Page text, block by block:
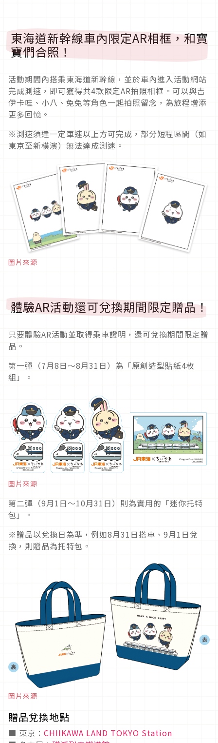
東海道新幹線車內限定AR相框，和寶
寶們合照！
活動期間內搭乘東海道新幹線，並於車內進入活動網站
完成測速，即可獲得共4款限定AR拍照相框。可以與吉
伊卡哇、小八、兔兔等角色一起拍照留念，為旅程增添
更多回憶。
※測速須達一定車速以上方可完成，部分短程區間（如
東京至新橫濱）無法達成測速。
圖片來源
體驗AR活動還可兌換期間限定贈品！
只要體驗AR活動並取得乘車證明，還可兌換期間限定贈
品。
第一彈（7月8日～8月31日）為「原創造型貼紙4枚
組」。
圖片來源
第二彈（9月1日～10月31日）則為實用的「迷你托特
包」。
※贈品以兌換日為準，例如8月31日搭車、9月1日兌
換，則贈品為托特包。
圖片來源
贈品兌換地點
■ 東京： CHIIKAWA LAND TOKYO Station